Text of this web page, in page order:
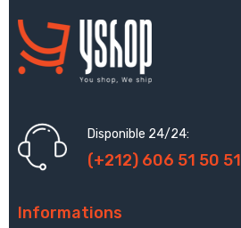
Disponible 24/24:
(+212) 606 51 50 51
Informations